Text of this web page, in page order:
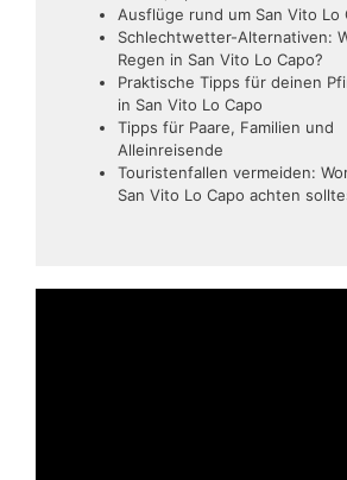
Ausflüge rund um San Vito Lo
Schlechtwetter-Alternativen:
Regen in San Vito Lo Capo?
Praktische Tipps für deinen
in San Vito Lo Capo
Tipps für Paare, Familien und
Alleinreisende
Touristenfallen vermeiden:
San Vito Lo Capo achten